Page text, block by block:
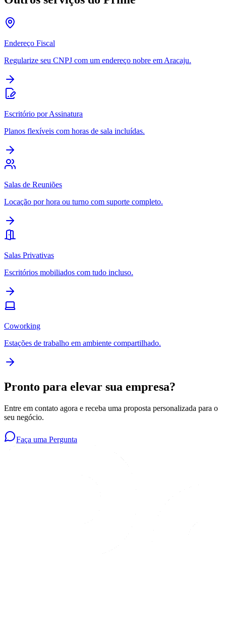
Endereço Fiscal
Regularize seu CNPJ com um endereço nobre em Aracaju.
Escritório por Assinatura
Planos flexíveis com horas de sala incluídas.
Salas de Reuniões
Locação por hora ou turno com suporte completo.
Salas Privativas
Escritórios mobiliados com tudo incluso.
Coworking
Estações de trabalho em ambiente compartilhado.
Pronto para elevar sua empresa?
Entre em contato agora e receba uma proposta personalizada para o
seu negócio.
Faça uma Pergunta